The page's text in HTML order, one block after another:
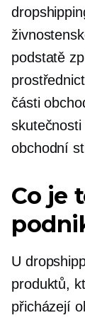
podstatě
části
obchodní
Co je
U
produktů,
přicházejí